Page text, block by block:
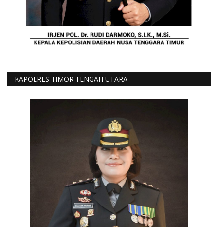
KAPOLRES TIMOR TENGAH UTARA